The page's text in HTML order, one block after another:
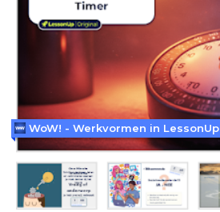
WoW! - Werkvormen in LessonUp